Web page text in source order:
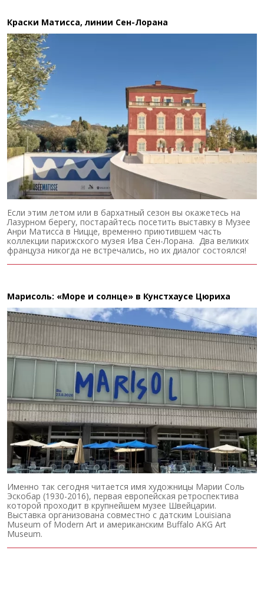
Краски Матисса, линии Сен-Лорана
Если этим летом или в бархатный сезон вы окажетесь на
Лазурном берегу, постарайтесь посетить выставку в Музее
Анри Матисса в Ницце, временно приютившем часть
коллекции парижского музея Ива Сен-Лорана. Два великих
француза никогда не встречались, но их диалог состоялся!
Марисоль: «Море и солнце» в Кунстхаусе Цюриха
Именно так сегодня читается имя художницы Марии Соль
Эскобар (1930-2016), первая европейская ретроспектива
которой проходит в крупнейшем музее Швейцарии.
Выставка организована совместно с датским Louisiana
Museum of Modern Art и американским Buffalo AKG Art
Museum.